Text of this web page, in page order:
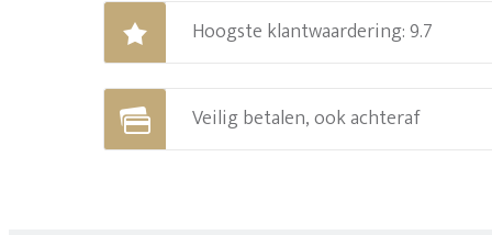
Hoogste klantwaardering: 9.7
Veilig betalen, ook achteraf